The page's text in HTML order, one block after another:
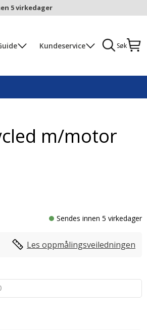
5 virkedager
Søk
Kundeservice
m/motor
Sendes innen 5 virkedager
Les oppmålingsveiledningen